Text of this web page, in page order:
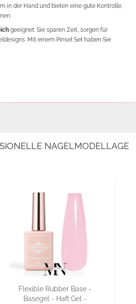
in der Hand und bieten eine gute Kontrolle,
geeignet. Sie sparen Zeit, sorgen für
Mit einem Pinsel Set haben Sie
NAGELMODELLAGE
Flexible Rubber Base -
Basegel - Haft Gel -